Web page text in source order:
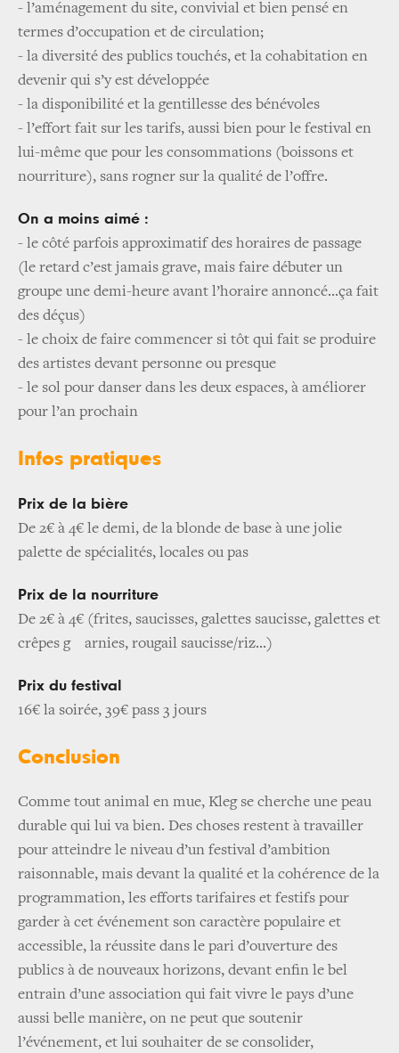
- l’aménagement du site, convivial et bien pensé en
termes d’occupation et de circulation;
- la diversité des publics touchés, et la cohabitation en
devenir qui s’y est développée
- la disponibilité et la gentillesse des bénévoles
- l’effort fait sur les tarifs, aussi bien pour le festival en
lui-même que pour les consommations (boissons et
nourriture), sans rogner sur la qualité de l’offre.
On a moins aimé :
- le côté parfois approximatif des horaires de passage
(le retard c’est jamais grave, mais faire débuter un
groupe une demi-heure avant l’horaire annoncé...ça fait
des déçus)
- le choix de faire commencer si tôt qui fait se produire
des artistes devant personne ou presque
- le sol pour danser dans les deux espaces, à améliorer
pour l’an prochain
Infos pratiques
Prix de la bière
De 2€ à 4€ le demi, de la blonde de base à une jolie
palette de spécialités, locales ou pas
Prix de la nourriture
De 2€ à 4€ (frites, saucisses, galettes saucisse, galettes et
crêpes g arnies, rougail saucisse/riz...)
Prix du festival
16€ la soirée, 39€ pass 3 jours
Conclusion
Comme tout animal en mue, Kleg se cherche une peau
durable qui lui va bien. Des choses restent à travailler
pour atteindre le niveau d’un festival d’ambition
raisonnable, mais devant la qualité et la cohérence de la
programmation, les efforts tarifaires et festifs pour
garder à cet événement son caractère populaire et
accessible, la réussite dans le pari d’ouverture des
publics à de nouveaux horizons, devant enfin le bel
entrain d’une association qui fait vivre le pays d’une
aussi belle manière, on ne peut que soutenir
l’événement, et lui souhaiter de se consolider,